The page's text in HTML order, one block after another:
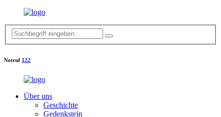
Notruf 122
Über uns
Geschichte
Gedenkstein